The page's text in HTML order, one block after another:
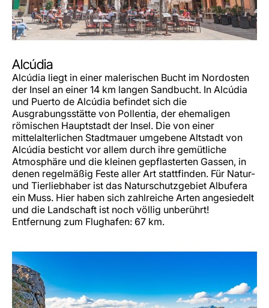
Alcúdia
Alcúdia liegt in einer malerischen Bucht im Nordosten
der Insel an einer 14 km langen Sandbucht. In Alcúdia
und Puerto de Alcúdia befindet sich die
Ausgrabungsstätte von Pollentia, der ehemaligen
römischen Hauptstadt der Insel. Die von einer
mittelalterlichen Stadtmauer umgebene Altstadt von
Alcúdia besticht vor allem durch ihre gemütliche
Atmosphäre und die kleinen gepflasterten Gassen, in
denen regelmäßig Feste aller Art stattfinden. Für Natur-
und Tierliebhaber ist das Naturschutzgebiet Albufera
ein Muss. Hier haben sich zahlreiche Arten angesiedelt
und die Landschaft ist noch völlig unberührt!
Entfernung zum Flughafen: 67 km.